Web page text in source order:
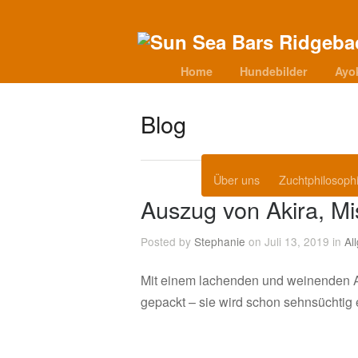
Home Hundebilder
Über uns
Blog
Auszug von Akira,
Posted by Stephanie on Juli 13, 2019 in
Mit einem lachenden und weinenden
gepackt – sie wird schon sehnsüchtig